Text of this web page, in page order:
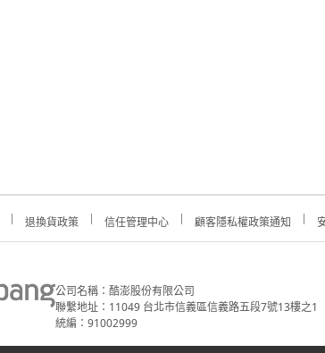
退換貨政策 信任管理中心 顧客隱私權政策通知
公司名稱：酷澎股份有限公司
聯繫地址：11049 台北市信義區信義路五段7號13樓之1
統編：91002999